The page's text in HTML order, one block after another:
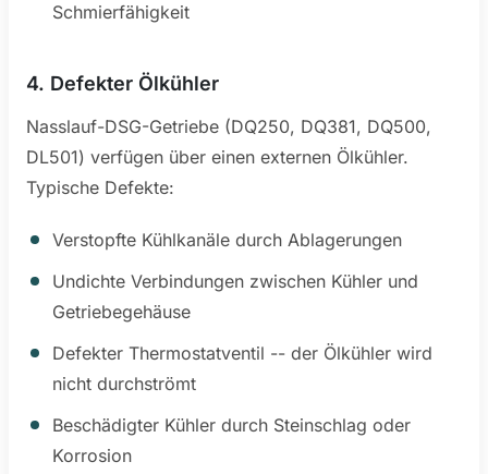
Schmierfähigkeit
4. Defekter Ölkühler
Nasslauf-DSG-Getriebe (DQ250, DQ381, DQ500,
DL501) verfügen über einen externen Ölkühler.
Typische Defekte:
Verstopfte Kühlkanäle durch Ablagerungen
Undichte Verbindungen zwischen Kühler und
Getriebegehäuse
Defekter Thermostatventil -- der Ölkühler wird
nicht durchströmt
Beschädigter Kühler durch Steinschlag oder
Korrosion